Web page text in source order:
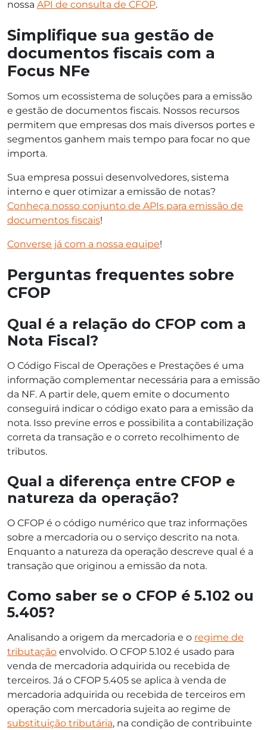
nossa API de consulta de CFOP.
Simplifique sua gestão de
documentos fiscais com a
Focus NFe
Somos um ecossistema de soluções para a emissão
e gestão de documentos fiscais. Nossos recursos
permitem que empresas dos mais diversos portes e
segmentos ganhem mais tempo para focar no que
importa.
Sua empresa possui desenvolvedores, sistema
interno e quer otimizar a emissão de notas?
Conheça nosso conjunto de APIs para emissão de
documentos fiscais!
Converse já com a nossa equipe!
Perguntas frequentes sobre
CFOP
Qual é a relação do CFOP com a
Nota Fiscal?
O Código Fiscal de Operações e Prestações é uma
informação complementar necessária para a emissão
da NF. A partir dele, quem emite o documento
conseguirá indicar o código exato para a emissão da
nota. Isso previne erros e possibilita a contabilização
correta da transação e o correto recolhimento de
tributos.
Qual a diferença entre CFOP e
natureza da operação?
O CFOP é o código numérico que traz informações
sobre a mercadoria ou o serviço descrito na nota.
Enquanto a natureza da operação descreve qual é a
transação que originou a emissão da nota.
Como saber se o CFOP é 5.102 ou
5.405?
Analisando a origem da mercadoria e o regime de
tributação envolvido. O CFOP 5.102 é usado para
venda de mercadoria adquirida ou recebida de
terceiros. Já o CFOP 5.405 se aplica à venda de
mercadoria adquirida ou recebida de terceiros em
operação com mercadoria sujeita ao regime de
substituição tributária, na condição de contribuinte